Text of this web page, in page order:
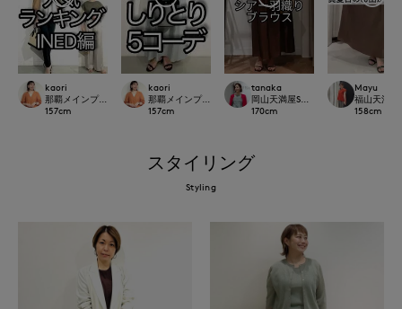
kaori
那覇メインプレイスI.T.'S.international
157cm
kaori
那覇メインプレイスI.T.'S.international
157cm
tanaka
岡山天満屋SUPERIORCLOSET
170cm
Mayu
福山天満
158cm
スタイリング
Styling